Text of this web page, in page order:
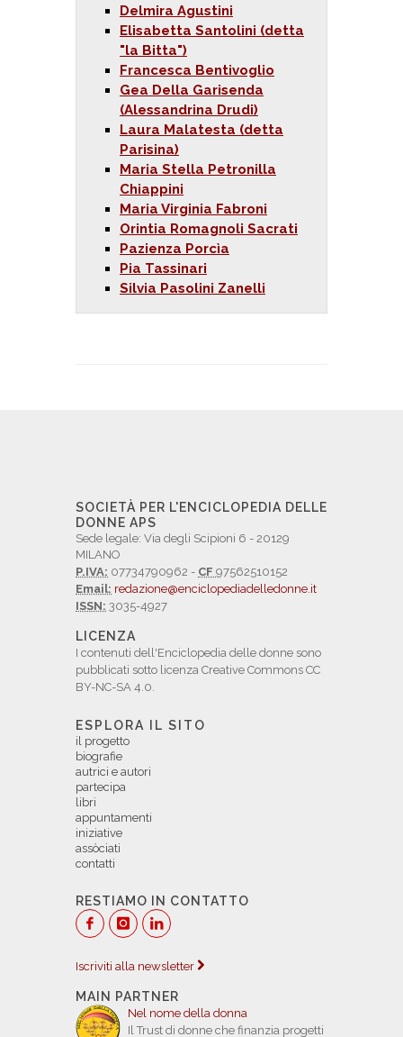
Delmira Agustini
Elisabetta Santolini (detta
"la Bitta")
Francesca Bentivoglio
Gea Della Garisenda
(Alessandrina Drudi)
Laura Malatesta (detta
Parisina)
Maria Stella Petronilla
Chiappini
Maria Virginia Fabroni
Orintia Romagnoli Sacrati
Pazienza Porcìa
Pia Tassinari
Silvia Pasolini Zanelli
SOCIETÀ PER L'ENCICLOPEDIA DELLE
DONNE APS
Sede legale: Via degli Scipioni 6 - 20129
MILANO
P.IVA: 07734790962 - CF 97562510152
Email: redazione@enciclopediadelledonne.it
ISSN: 3035-4927
LICENZA
I contenuti dell'Enciclopedia delle donne sono
pubblicati sotto licenza Creative Commons CC
BY-NC-SA 4.0.
ESPLORA IL SITO
il progetto
biografie
autrici e autori
partecipa
libri
appuntamenti
iniziative
assòciati
contatti
RESTIAMO IN CONTATTO
Iscriviti alla newsletter
MAIN PARTNER
Nel nome della donna
Il Trust di donne che finanzia progetti